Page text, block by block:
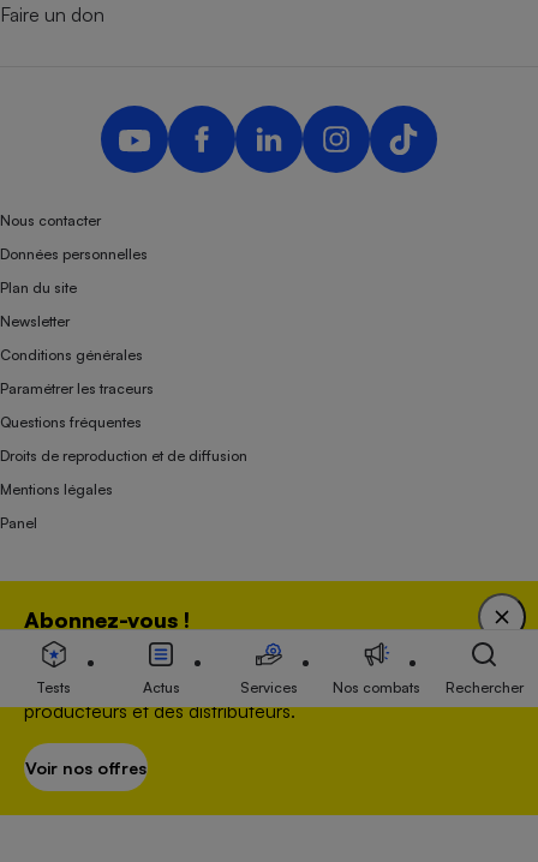
Abonnez-vous !
Bénéficiez d'une expertise unique tout en soutenant
une association 100 % indépendante de l'Etat, des
producteurs et des distributeurs.
Voir nos offres
Faire un don
Nous contacter
Données personnelles
Plan du site
Newsletter
Conditions générales
Paramétrer les traceurs
Questions fréquentes
Droits de reproduction et de diffusion
Mentions légales
Panel
Association indépendante de l’État, des syndicats, des producteurs et des
distributeurs depuis 1951.
Tests Actus Services Nos combats Rechercher